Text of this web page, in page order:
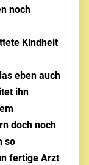
noch
Kindheit
eben auch
ihn
doch noch
so
fertige Arzt